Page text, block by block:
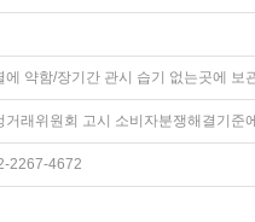
에 약함/장기간 관시 습기 없는곳에 보
거래위원회 고시 소비자분쟁해결기준
2267-4672